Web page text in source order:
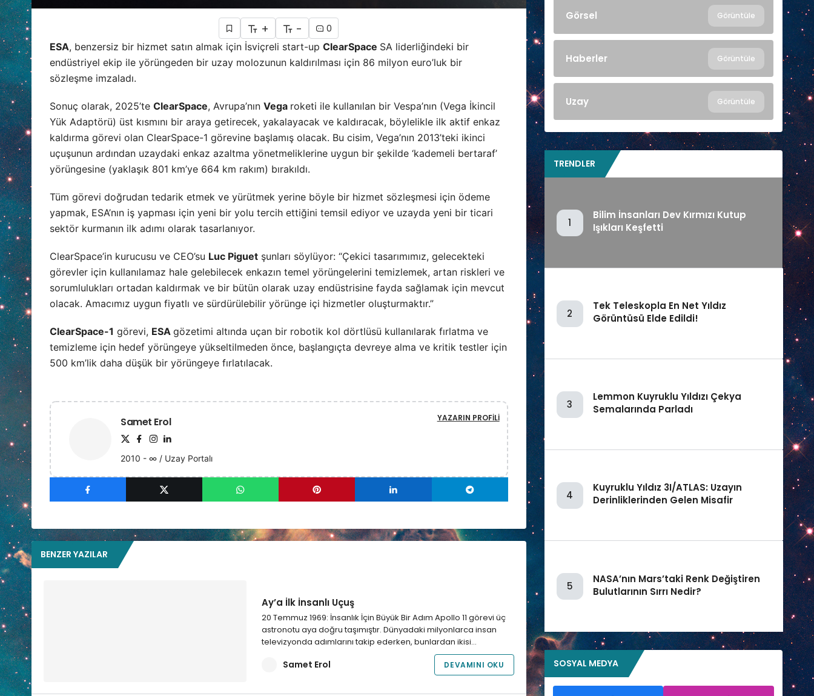
+ -
0
ESA, benzersiz bir hizmet satın almak için İsviçreli start-up ClearSpace SA liderliğindeki bir
endüstriyel ekip ile yörüngeden bir uzay molozunun kaldırılması için 86 milyon euro’luk bir
sözleşme imzaladı.
Sonuç olarak, 2025’te ClearSpace, Avrupa’nın Vega roketi ile kullanılan bir Vespa’nın (Vega İkincil
Yük Adaptörü) üst kısmını bir araya getirecek, yakalayacak ve kaldıracak, böylelikle ilk aktif enkaz
kaldırma görevi olan ClearSpace-1 görevine başlamış olacak. Bu cisim, Vega’nın 2013’teki ikinci
uçuşunun ardından uzaydaki enkaz azaltma yönetmeliklerine uygun bir şekilde ‘kademeli bertaraf’
yörüngesine (yaklaşık 801 km’ye 664 km rakım) bırakıldı.
Tüm görevi doğrudan tedarik etmek ve yürütmek yerine böyle bir hizmet sözleşmesi için ödeme
yapmak, ESA’nın iş yapması için yeni bir yolu tercih ettiğini temsil ediyor ve uzayda yeni bir ticari
sektör kurmanın ilk adımı olarak tasarlanıyor.
ClearSpace’in kurucusu ve CEO’su Luc Piguet şunları söylüyor: “Çekici tasarımımız, gelecekteki
görevler için kullanılamaz hale gelebilecek enkazın temel yörüngelerini temizlemek, artan riskleri ve
sorumlulukları ortadan kaldırmak ve bir bütün olarak uzay endüstrisine fayda sağlamak için mevcut
olacak. Amacımız uygun fiyatlı ve sürdürülebilir yörünge içi hizmetler oluşturmaktır.”
ClearSpace-1 görevi, ESA gözetimi altında uçan bir robotik kol dörtlüsü kullanılarak fırlatma ve
temizleme için hedef yörüngeye yükseltilmeden önce, başlangıçta devreye alma ve kritik testler için
500 km’lik daha düşük bir yörüngeye fırlatılacak.
Samet Erol
2010 - ∞ / Uzay Portalı
YAZARIN PROFILI
BENZER YAZILAR
Ay’a İlk İnsanlı Uçuş
20 Temmuz 1969: İnsanlık İçin Büyük Bir Adım Apollo 11 görevi üç
astronotu aya doğru taşımıştır. Dünyadaki milyonlarca insan
televizyonda adımlarını takip ederken, bunlardan ikisi…
Samet Erol DEVAMINI OKU
Görsel Görüntüle
Haberler Görüntüle
Uzay Görüntüle
TRENDLER
1
Bilim İnsanları Dev Kırmızı Kutup
Işıkları Keşfetti
2
Tek Teleskopla En Net Yıldız
Görüntüsü Elde Edildi!
3
Lemmon Kuyruklu Yıldızı Çekya
Semalarında Parladı
4
Kuyruklu Yıldız 3I/ATLAS: Uzayın
Derinliklerinden Gelen Misafir
5
NASA’nın Mars’taki Renk Değiştiren
Bulutlarının Sırrı Nedir?
SOSYAL MEDYA